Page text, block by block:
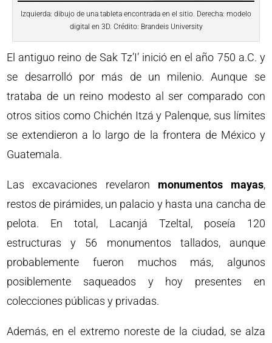
Izquierda: dibujo de una tableta encontrada en el sitio. Derecha: modelo
digital en 3D. Crédito: Brandeis University
El antiguo reino de Sak Tz’I’ inició en el año 750 a.C. y
se desarrolló por más de un milenio. Aunque se
trataba de un reino modesto al ser comparado con
otros sitios como Chichén Itzá y Palenque, sus límites
se extendieron a lo largo de la frontera de México y
Guatemala.
Las excavaciones revelaron monumentos mayas,
restos de pirámides, un palacio y hasta una cancha de
pelota. En total, Lacanjá Tzeltal, poseía 120
estructuras y 56 monumentos tallados, aunque
probablemente fueron muchos más, algunos
posiblemente saqueados y hoy presentes en
colecciones públicas y privadas.
Además, en el extremo noreste de la ciudad, se alza